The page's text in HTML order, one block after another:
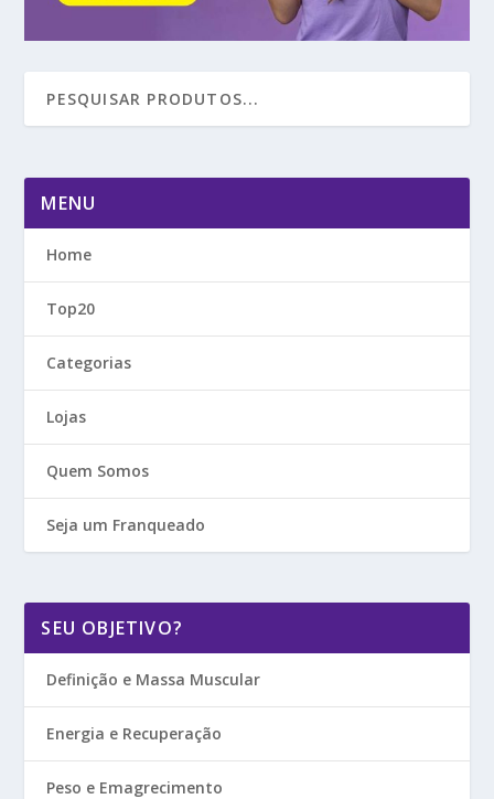
MENU
Home
Top20
Categorias
Lojas
Quem Somos
Seja um Franqueado
SEU OBJETIVO?
Definição e Massa Muscular
Energia e Recuperação
Peso e Emagrecimento